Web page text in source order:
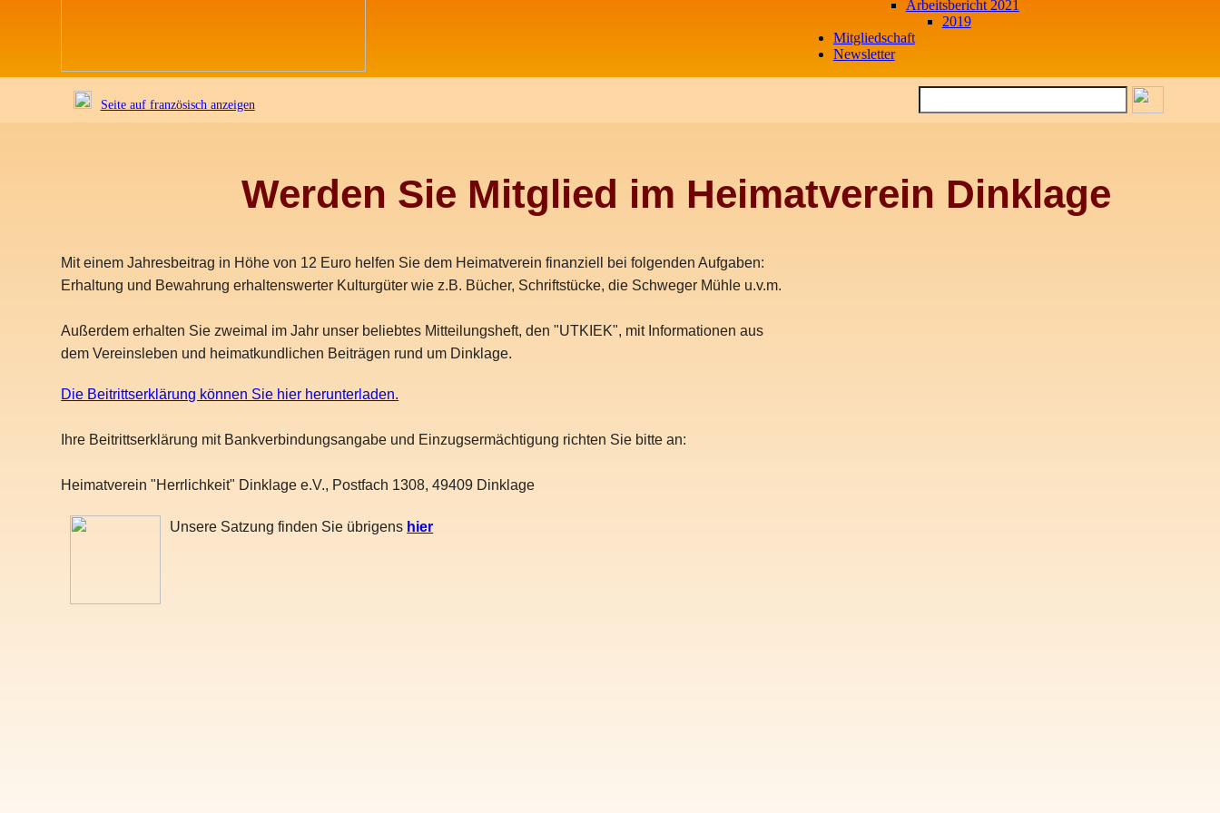
Arbeitsbericht 2021
2019
Mitgliedschaft
Newsletter
Seite auf französisch anzeigen
Werden Sie Mitglied im Heimatverein Dinklage
Mit einem Jahresbeitrag in Höhe von 12 Euro helfen Sie dem Heimatverein finanziell bei folgenden Aufgaben:
Erhaltung und Bewahrung erhaltenswerter Kulturgüter wie z.B. Bücher, Schriftstücke, die Schweger Mühle u.v.m.
Außerdem erhalten Sie zweimal im Jahr unser beliebtes Mitteilungsheft, den "UTKIEK", mit Informationen aus
dem Vereinsleben und heimatkundlichen Beiträgen rund um Dinklage.
Die Beitrittserklärung können Sie hier herunterladen.
Ihre Beitrittserklärung mit Bankverbindungsangabe und Einzugsermächtigung richten Sie bitte an:
Heimatverein "Herrlichkeit" Dinklage e.V., Postfach 1308, 49409 Dinklage
Unsere Satzung finden Sie übrigens hier